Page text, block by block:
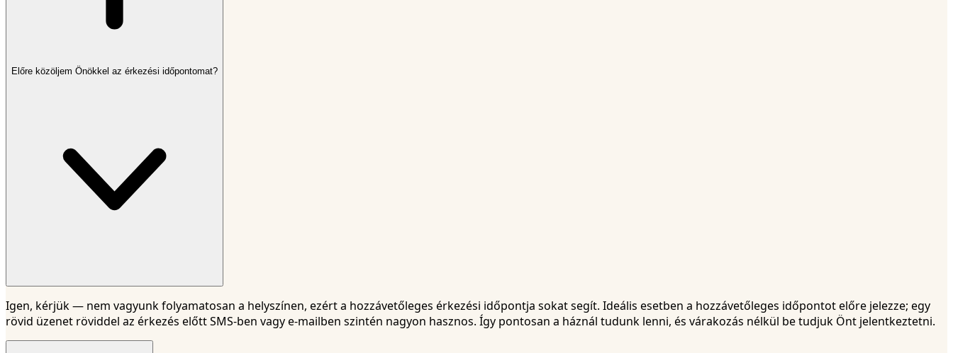
Előre közöljem Önökkel az érkezési időpontomat?
Igen, kérjük — nem vagyunk folyamatosan a helyszínen, ezért a hozzávetőleges érkezési időpontja sokat segít. Ideális esetben a hozzávetőleges időpontot előre jelezze; egy
rövid üzenet röviddel az érkezés előtt SMS-ben vagy e-mailben szintén nagyon hasznos. Így pontosan a háznál tudunk lenni, és várakozás nélkül be tudjuk Önt jelentkeztetni.